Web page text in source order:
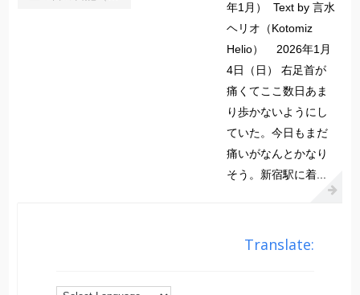
年1月） Text by 言水
ヘリオ（Kotomiz
Helio） 2026年1月
4日（日） 右足首が
痛くてここ数日あま
り歩かないようにし
ていた。今日もまだ
痛いがなんとかなり
そう。新宿駅に着...
Translate: